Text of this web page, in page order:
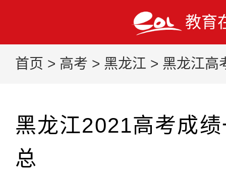
教育
首页 > 高考 > 黑龙江 > 黑龙江高
黑龙江2021高考成
总